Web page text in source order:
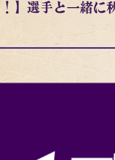
！】選手と一緒